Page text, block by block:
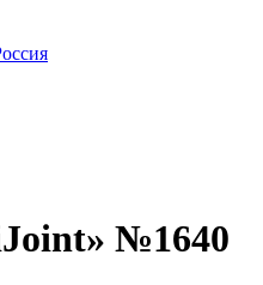
№1640